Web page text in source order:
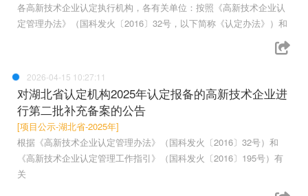
各高新技术企业认定执行机构，各有关单位：按照《高新技术企业认
定管理办法》（国科发火〔2016〕32号，以下简称《认定办法》）和
2026-04-15 10:27:11
对湖北省认定机构2025年认定报备的高新技术企业进
行第二批补充备案的公告
[项目公示-湖北省-2025年]
根据《高新技术企业认定管理办法》（国科发火〔2016〕32号）和
《高新技术企业认定管理工作指引》（国科发火〔2016〕195号）有
关